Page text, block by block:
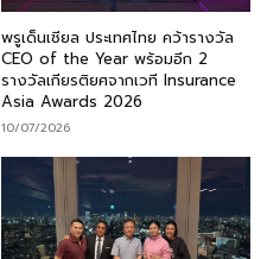
พรูเด็นเชียล ประเทศไทย คว้ารางวัล
CEO of the Year พร้อมอีก 2
รางวัลเกียรติยศจากเวที Insurance
Asia Awards 2026
10/07/2026